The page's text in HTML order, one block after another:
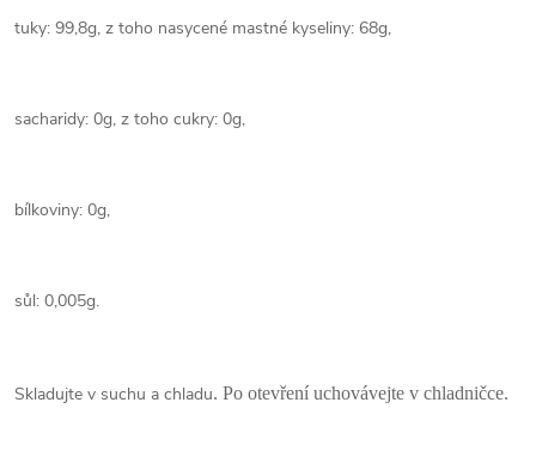
tuky: 99,8g, z toho nasycené mastné kyseliny: 68g,
sacharidy: 0g, z toho cukry: 0g,
bílkoviny: 0g,
sůl: 0,005g.
Skladujte v suchu a chladu. Po otevření uchovávejte v chladničce.